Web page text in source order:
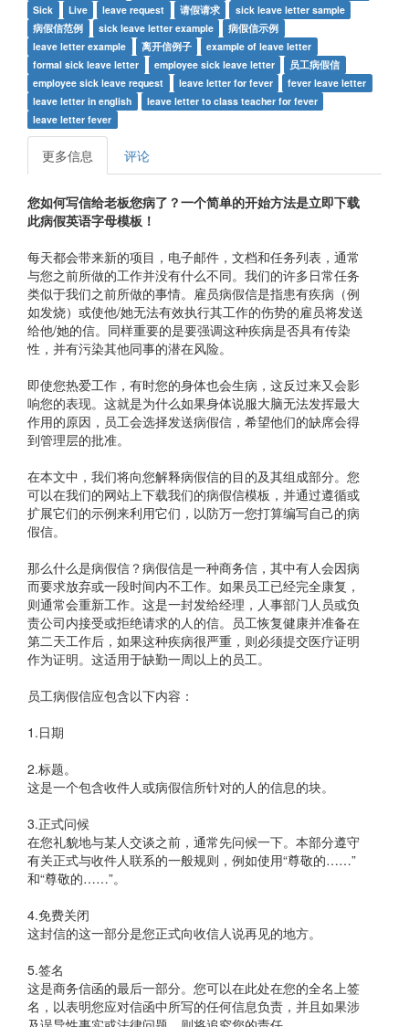
Sick
Live leave request 请假请求
sick leave letter sample
病假信范例
sick leave letter example
病假信示例
leave letter example
离开信例子
example of leave letter
formal sick leave letter
employee sick leave letter
员工病假信
employee sick leave request
leave letter for fever
fever leave letter
leave letter in english
leave letter to class teacher for fever
leave letter fever
更多信息 评论
您如何写信给老板您病了？一个简单的开始方法是立即下载
此病假英语字母模板！
每天都会带来新的项目，电子邮件，文档和任务列表，通常
与您之前所做的工作并没有什么不同。我们的许多日常任务
类似于我们之前所做的事情。雇员病假信是指患有疾病（例
如发烧）或使他/她无法有效执行其工作的伤势的雇员将发送
给他/她的信。同样重要的是要强调这种疾病是否具有传染
性，并有污染其他同事的潜在风险。
即使您热爱工作，有时您的身体也会生病，这反过来又会影
响您的表现。这就是为什么如果身体说服大脑无法发挥最大
作用的原因，员工会选择发送病假信，希望他们的缺席会得
到管理层的批准。
在本文中，我们将向您解释病假信的目的及其组成部分。您
可以在我们的网站上下载我们的病假信模板，并通过遵循或
扩展它们的示例来利用它们，以防万一您打算编写自己的病
假信。
那么什么是病假信？病假信是一种商务信，其中有人会因病
而要求放弃或一段时间内不工作。如果员工已经完全康复，
则通常会重新工作。这是一封发给经理，人事部门人员或负
责公司内接受或拒绝请求的人的信。员工恢复健康并准备在
第二天工作后，如果这种疾病很严重，则必须提交医疗证明
作为证明。这适用于缺勤一周以上的员工。
员工病假信应包含以下内容：
1.日期
2.标题。
这是一个包含收件人或病假信所针对的人的信息的块。
3.正式问候
在您礼貌地与某人交谈之前，通常先问候一下。本部分遵守
有关正式与收件人联系的一般规则，例如使用“尊敬的……”
和“尊敬的……”。
4.免费关闭
这封信的这一部分是您正式向收信人说再见的地方。
5.签名
这是商务信函的最后一部分。您可以在此处在您的全名上签
名，以表明您应对信函中所写的任何信息负责，并且如果涉